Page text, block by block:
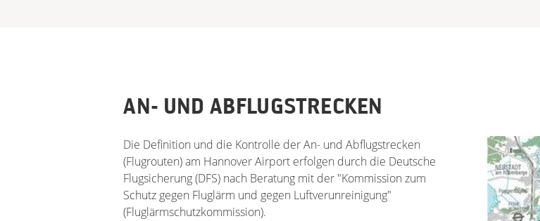
AN- UND ABFLUGSTRECKEN
Die Definition und die Kontrolle der An- und Abflugstrecken
(Flugrouten) am Hannover Airport erfolgen durch die Deutsche
Flugsicherung (DFS) nach Beratung mit der "Kommission zum
Schutz gegen Fluglärm und gegen Luftverunreinigung"
(Fluglärmschutzkommission).